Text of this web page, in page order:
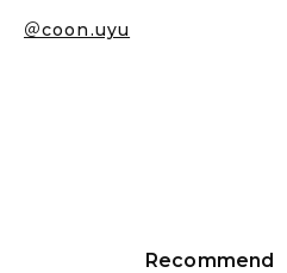
＠coon.uyu
Recommend